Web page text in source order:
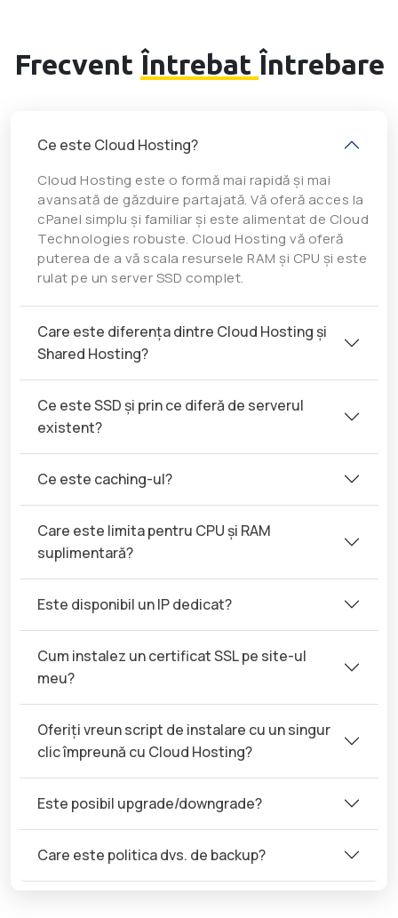
Frecvent Întrebat Întrebare
Ce este Cloud Hosting?
Cloud Hosting este o formă mai rapidă și mai
avansată de găzduire partajată. Vă oferă acces la
cPanel simplu și familiar și este alimentat de Cloud
Technologies robuste. Cloud Hosting vă oferă
puterea de a vă scala resursele RAM și CPU și este
rulat pe un server SSD complet.
Care este diferența dintre Cloud Hosting și
Shared Hosting?
Ce este SSD și prin ce diferă de serverul
existent?
Ce este caching-ul?
Care este limita pentru CPU și RAM
suplimentară?
Este disponibil un IP dedicat?
Cum instalez un certificat SSL pe site-ul
meu?
Oferiți vreun script de instalare cu un singur
clic împreună cu Cloud Hosting?
Este posibil upgrade/downgrade?
Care este politica dvs. de backup?